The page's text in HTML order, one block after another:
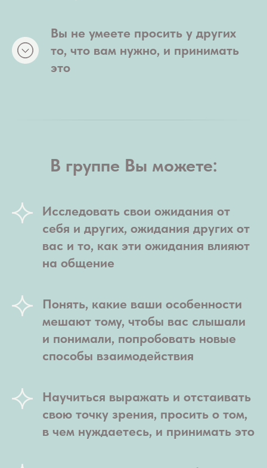
Вы не умеете просить у других
то, что вам нужно, и принимать
это
В группе Вы можете:
Исследовать свои ожидания от
себя и других, ожидания других от
вас и то, как эти ожидания влияют
на общение
Понять, какие ваши особенности
мешают тому, чтобы вас слышали
и понимали, попробовать новые
способы взаимодействия
Научиться выражать и отстаивать
свою точку зрения, просить о том,
в чем нуждаетесь, и принимать это